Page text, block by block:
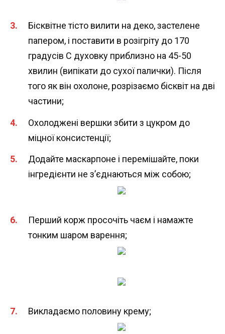
Бісквітне тісто вилити на деко, застелене
папером, і поставити в розігріту до 170
градусів С духовку приблизно на 45-50
хвилин (випікати до сухої палички). Після
того як він охолоне, розрізаємо бісквіт на дві
частини;
Охолоджені вершки збити з цукром до
міцної консистенції;
Додайте маскарпоне і перемішайте, поки
інгредієнти не з’єднаються між собою;
Перший корж просочіть чаєм і намажте
тонким шаром варення;
Викладаємо половину крему;